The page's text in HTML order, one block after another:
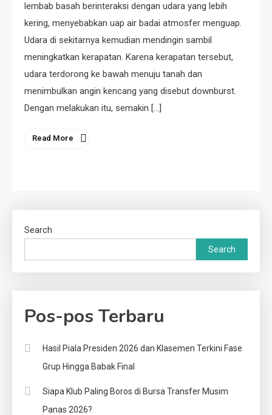
lembab basah berinteraksi dengan udara yang lebih
kering, menyebabkan uap air badai atmosfer menguap.
Udara di sekitarnya kemudian mendingin sambil
meningkatkan kerapatan. Karena kerapatan tersebut,
udara terdorong ke bawah menuju tanah dan
menimbulkan angin kencang yang disebut downburst.
Dengan melakukan itu, semakin […]
Read More
Search
Search
Pos-pos Terbaru
Hasil Piala Presiden 2026 dan Klasemen Terkini Fase
Grup Hingga Babak Final
Siapa Klub Paling Boros di Bursa Transfer Musim
Panas 2026?